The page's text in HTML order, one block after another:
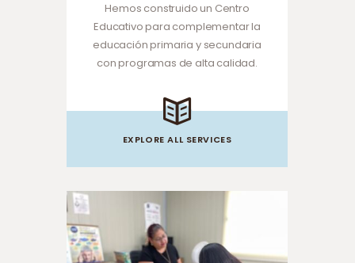
Hemos construido un Centro
Educativo para complementar la
educación primaria y secundaria
con programas de alta calidad.
EXPLORE ALL SERVICES